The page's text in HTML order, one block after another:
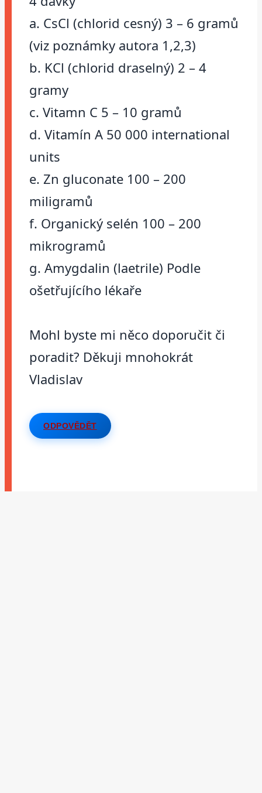
a. CsCl (chlorid cesný) 3 – 6 gramů
(viz poznámky autora 1,2,3)
b. KCl (chlorid draselný) 2 – 4
gramy
c. Vitamn C 5 – 10 gramů
d. Vitamín A 50 000 international
units
e. Zn gluconate 100 – 200
miligramů
f. Organický selén 100 – 200
mikrogramů
g. Amygdalin (laetrile) Podle
ošetřujícího lékaře
Mohl byste mi něco doporučit či
poradit? Děkuji mnohokrát
Vladislav
ODPOVĚDĚT